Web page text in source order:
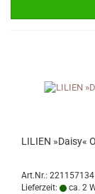
LILIEN »Daisy«
Art.Nr.: 221157134
Lieferzeit:
ca. 2